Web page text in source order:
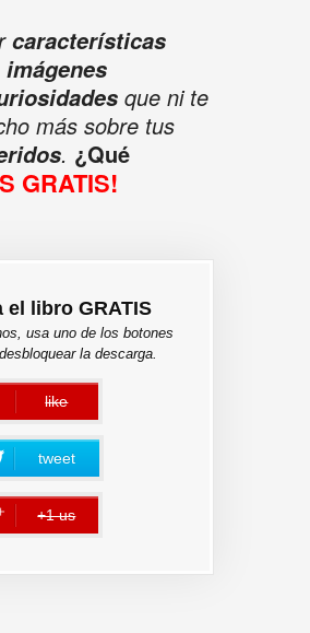
características
imágenes
que ni te
más sobre tus
. ¿Qué
GRATIS!
el libro GRATIS
usa uno de los botones
la descarga.
like
error
tweet
+1 us
error